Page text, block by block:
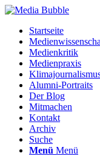
Startseite
Medienkritik
Medienpraxis
Alumni-Portraits
Der Blog
Mitmachen
Kontakt
Archiv
Suche
Menü Menü